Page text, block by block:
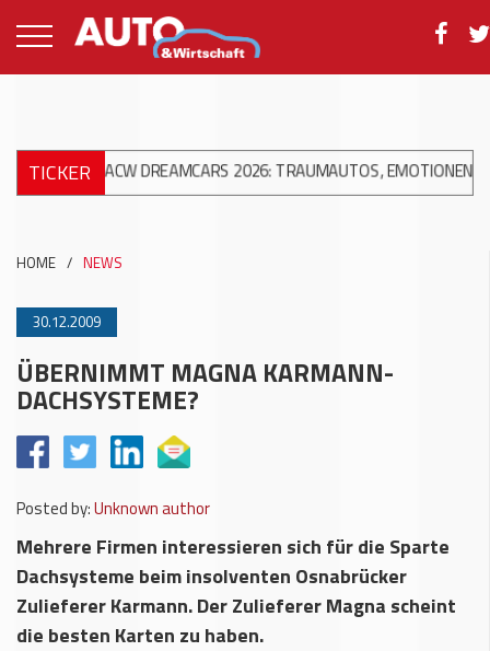
TICKER
ACW DREAMCARS 2026: TRAUMAUTOS, EMOTIONEN UND 10
HOME / NEWS
30.12.2009
ÜBERNIMMT MAGNA KARMANN-
DACHSYSTEME?
Posted by:Unknown author
Mehrere Firmen interessieren sich für die Sparte
Dachsysteme beim insolventen Osnabrücker
Zulieferer Karmann. Der Zulieferer Magna scheint
die besten Karten zu haben.